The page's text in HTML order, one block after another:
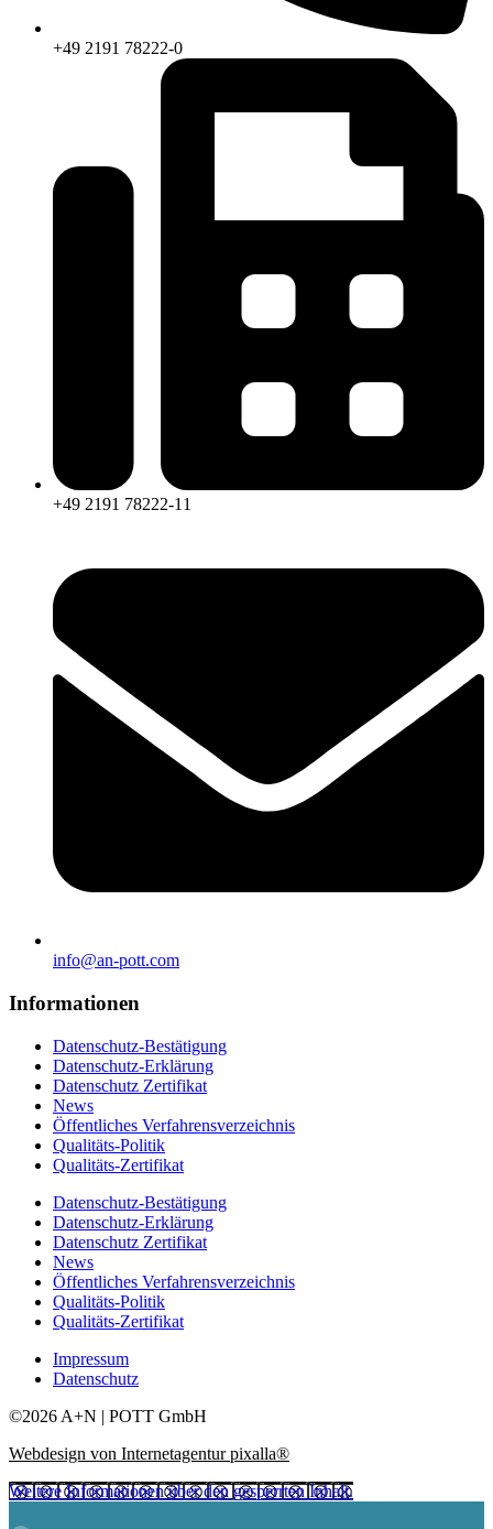
+49 2191 78222-0
+49 2191 78222-11
info@an-pott.com
Informationen
Datenschutz-Bestätigung
Datenschutz-Erklärung
Datenschutz Zertifikat
News
Öffentliches Verfahrensverzeichnis
Qualitäts-Politik
Qualitäts-Zertifikat
Datenschutz-Bestätigung
Datenschutz-Erklärung
Datenschutz Zertifikat
News
Öffentliches Verfahrensverzeichnis
Qualitäts-Politik
Qualitäts-Zertifikat
Impressum
Datenschutz
©2026 A+N | POTT GmbH
Webdesign von Internetagentur pixalla®
Weitere Informationen über den gesperrten Inhalt.